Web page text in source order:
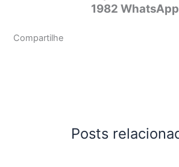
1982 WhatsApp
Compartilhe
Posts